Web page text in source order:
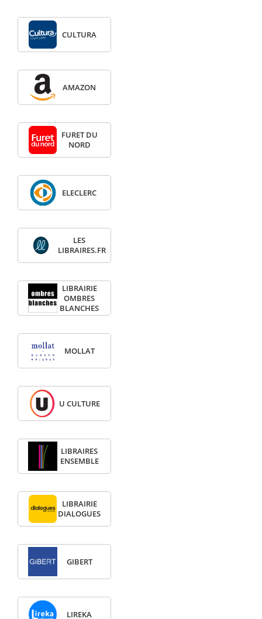
CULTURA
AMAZON
FURET DU
NORD
ELECLERC
LES
LIBRAIRES.FR
LIBRAIRIE
OMBRES
BLANCHES
MOLLAT
U CULTURE
LIBRAIRES
ENSEMBLE
LIBRAIRIE
DIALOGUES
GIBERT
LIREKA